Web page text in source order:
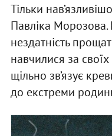
Тільки
Павліка Морозова.
нездатність
навчилися за
щільно зв’язує
до екстреми